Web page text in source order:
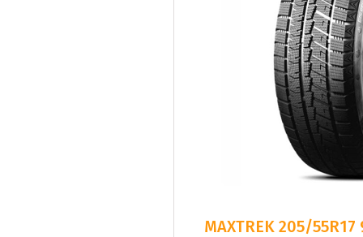
MAXTREK 205/55R17